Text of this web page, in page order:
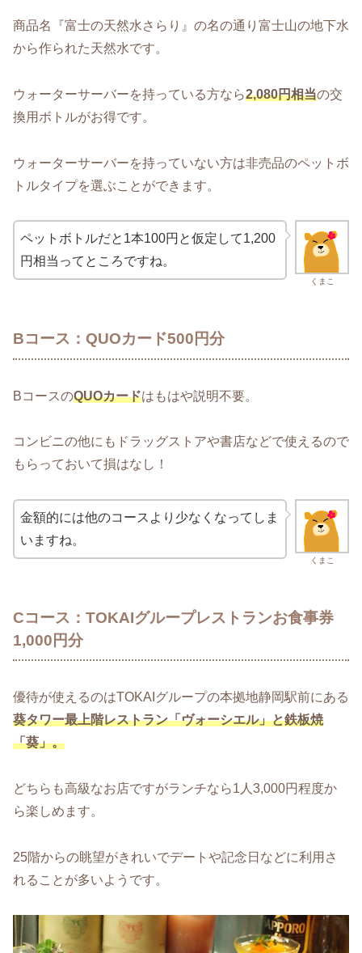
商品名『富士の天然水さらり』の名の通り富士山の地下水
から作られた天然水です。
ウォーターサーバーを持っている方なら2,080円相当の交
換用ボトルがお得です。
ウォーターサーバーを持っていない方は非売品のペットボ
トルタイプを選ぶことができます。
くまこ
ペットボトルだと1本100円と仮定して1,200
円相当ってところですね。
Bコース：QUOカード500円分
BコースのQUOカードはもはや説明不要。
コンビニの他にもドラッグストアや書店などで使えるので
もらっておいて損はなし！
くまこ
金額的には他のコースより少なくなってしま
いますね。
Cコース：TOKAIグループレストランお食事券
1,000円分
優待が使えるのはTOKAIグループの本拠地静岡駅前にある
葵タワー最上階レストラン「ヴォーシエル」と鉄板焼
「葵」。
どちらも高級なお店ですがランチなら1人3,000円程度か
ら楽しめます。
25階からの眺望がきれいでデートや記念日などに利用さ
れることが多いようです。